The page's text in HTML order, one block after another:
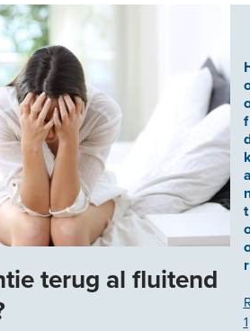
terug al fluitend
f
t
r
1